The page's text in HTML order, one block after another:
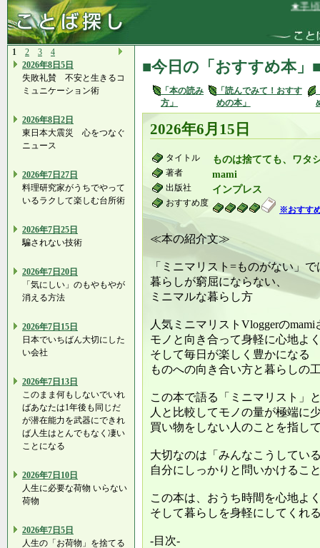
★手頃な
1 2 3
4
2026年8日5日
失敗礼賛 不安と生きるコ
ミュニケーション術
2026年8日2日
東日本大震災 心をつなぐ
ニュース
2026年7日27日
料理研究家がうちでやって
いるラクして楽しむ台所術
2026年7日25日
騙されない技術
2026年7日20日
「気にしい」のもやもやが
消える方法
2026年7日15日
日本でいちばん大切にした
い会社
2026年7日13日
このまま何もしないでいれ
ばあなたは1年後も同じだ
が潜在能力を武器にできれ
ば人生はとんでもなく凄い
ことになる
2026年7日10日
人生に必要な荷物 いらない
荷物
2026年7日5日
人生の「お荷物」を捨てる
■今日の「おすすめ本」
「本の読み
方」
「読んでみて！おすす
めの本」
2026年6月15日
タイトル ものは捨てても、ワタ
著者 mami
出版社 インプレス
おすすめ度
※おすす
≪本の紹介文≫
「ミニマリスト=ものがない」
暮らしが窮屈にならない、
ミニマルな暮らし方
人気ミニマリストVloggerの
モノと向き合って身軽に心地よ
そして毎日が楽しく豊かになる
ものへの向き合い方と暮らしの
この本で語る「ミニマリスト」
人と比較してモノの量が極端に
買い物をしない人のことを指し
大切なのは「みんなこうしてい
自分にしっかりと問いかけるこ
この本は、おうち時間を心地よ
そして暮らしを身軽にしてくれ
‐目次‐